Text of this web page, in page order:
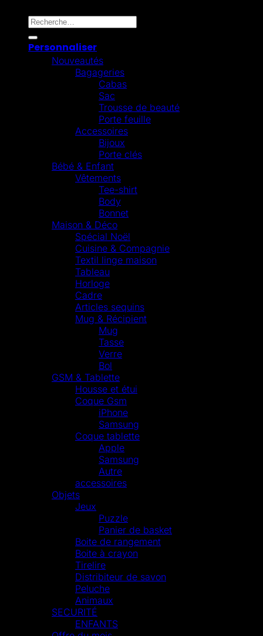
Personnaliser
Nouveautés
Bagageries
Cabas
Sac
Trousse de beauté
Porte feuille
Accessoires
Bijoux
Porte clés
Bébé & Enfant
Vêtements
Tee-shirt
Body
Bonnet
Maison & Déco
Spécial Noël
Cuisine & Compagnie
Textil linge maison
Tableau
Horloge
Cadre
Articles sequins
Mug & Récipient
Mug
Tasse
Verre
Bol
GSM & Tablette
Housse et étui
Coque Gsm
iPhone
Samsung
Coque tablette
Apple
Samsung
Autre
accessoires
Objets
Jeux
Puzzle
Panier de basket
Boite de rangement
Boite à crayon
Tirelire
Distribiteur de savon
Peluche
Animaux
SECURITÉ
ENFANTS